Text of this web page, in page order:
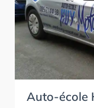
Auto-école